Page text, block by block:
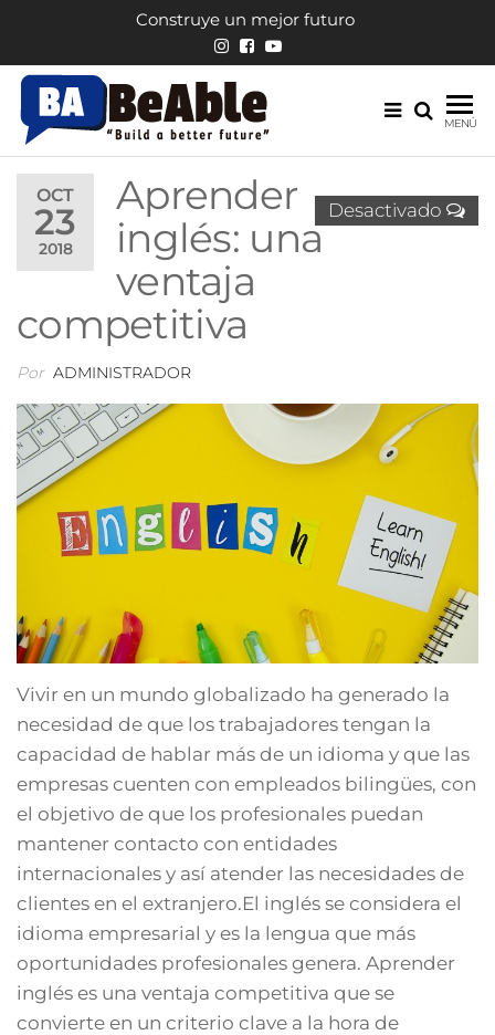
contenido
Construye un mejor futuro
English
BeAble
MENÚ
OCT
23
2018
Desactivado
Aprender
inglés: una
ventaja
competitiva
Por ADMINISTRADOR
Vivir en un mundo globalizado ha generado la
necesidad de que los trabajadores tengan la
capacidad de hablar más de un idioma y que las
empresas cuenten con empleados bilingües, con
el objetivo de que los profesionales puedan
mantener contacto con entidades
internacionales y así atender las necesidades de
clientes en el extranjero.El inglés se considera el
idioma empresarial y es la lengua que más
oportunidades profesionales genera. Aprender
inglés es una ventaja competitiva que se
convierte en un criterio clave a la hora de